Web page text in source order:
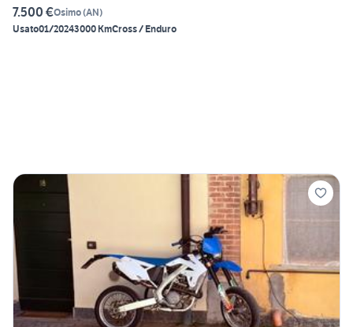
7.500 €Osimo(AN)
Usato01/20243000 KmCross / Enduro